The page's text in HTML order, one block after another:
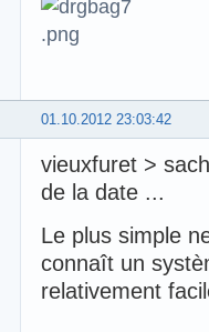
01.10.2012 23:03:42
vieuxfuret >
de la date ...
Le plus simple
connaît un
relativement